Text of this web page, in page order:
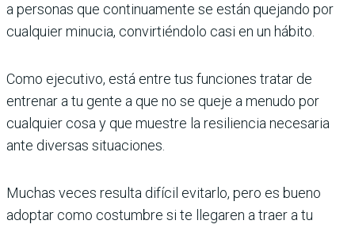
a personas que continuamente se están quejando por
cualquier minucia, convirtiéndolo casi en un hábito.
Como ejecutivo, está entre tus funciones tratar de
entrenar a tu gente a que no se queje a menudo por
cualquier cosa y que muestre la resiliencia necesaria
ante diversas situaciones.
Muchas veces resulta difícil evitarlo, pero es bueno
adoptar como costumbre si te llegaren a traer a tu